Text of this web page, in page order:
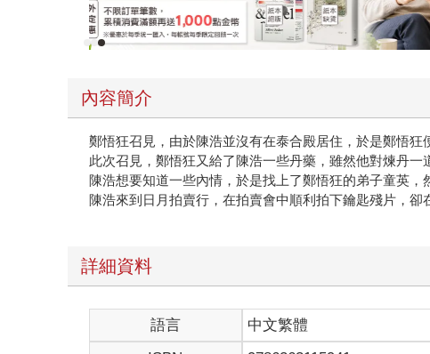
內容簡介
鄭悟狂召見，由於陳浩並沒有在泰合殿居住，於是鄭悟
此次召見，鄭悟狂又給了陳浩一些丹藥，雖然他對煉丹
陳浩想要知道一些內情，於是找上了鄭悟狂的弟子童英
陳浩來到日月拍賣行，在拍賣會中順利拍下鑰匙殘片，
詳細資料
語言 中文繁體